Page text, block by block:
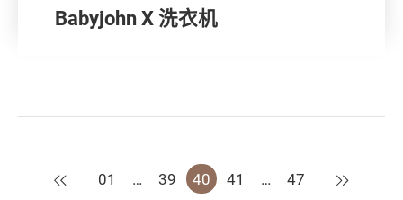
Babyjohn X 洗衣机
上一页
01 … 39 40 41 … 47 下一页